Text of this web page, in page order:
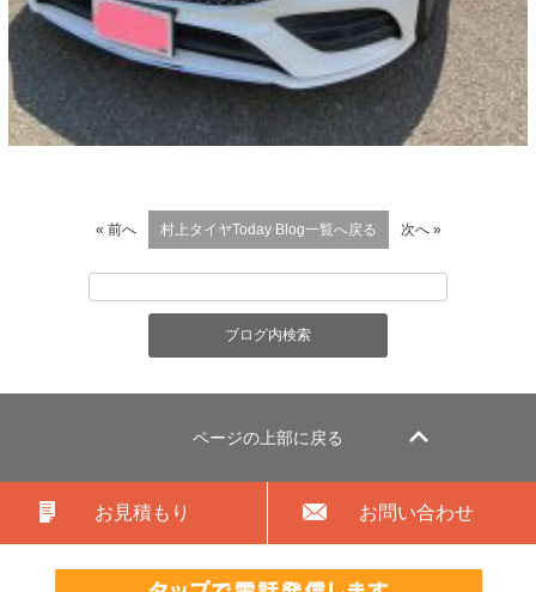
« 前へ 村上タイヤToday Blog一覧へ戻る 次へ »
ページの上部に戻る
お見積もり お問い合わせ